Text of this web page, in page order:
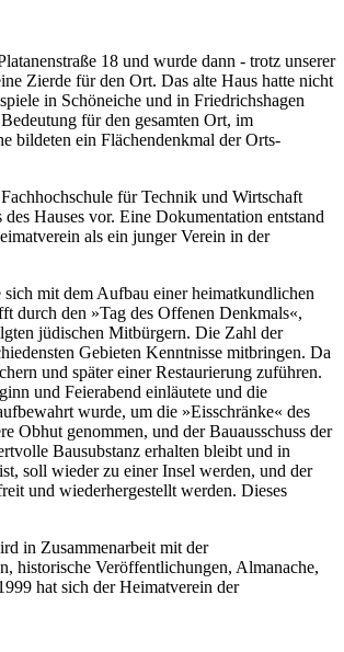
18 und wurde dann - trotz unserer
Zierde für den Ort. Das alte Haus hatte nicht
in Schöneiche und in Friedrichshagen
für den gesamten Ort, im
bildeten ein Flächendenkmal der Orts-
für Technik und Wirtschaft
Hauses vor. Eine Dokumentation entstand
als ein junger Verein in der
mit dem Aufbau einer heimatkundlichen
durch den »Tag des Offenen Denkmals«,
jüdischen Mitbürgern. Die Zahl der
Gebieten Kenntnisse mitbringen. Da
und später einer Restaurierung zuführen.
und Feierabend einläutete und die
wurde, um die »Eisschränke« des
Obhut genommen, und der Bauausschuss der
Bausubstanz erhalten bleibt und in
soll wieder zu einer Insel werden, und der
und wiederhergestellt werden. Dieses
in Zusammenarbeit mit der
historische Veröffentlichungen, Almanache,
hat sich der Heimatverein der